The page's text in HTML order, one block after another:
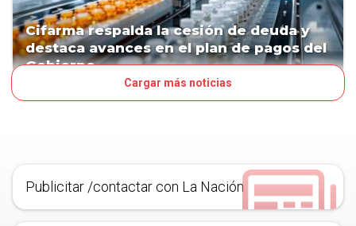
Cifarma respalda la cesión de deuda y
destaca avances en el plan de pagos del
Gobierno
Cargar más noticias
Publicitar /contactar con La Nación